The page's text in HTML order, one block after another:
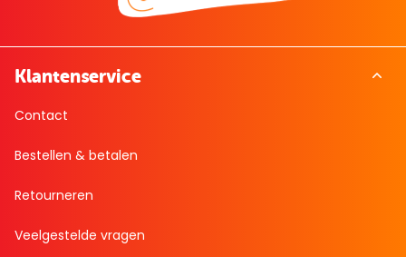
Klantenservice
Contact
Bestellen & betalen
Retourneren
Veelgestelde vragen